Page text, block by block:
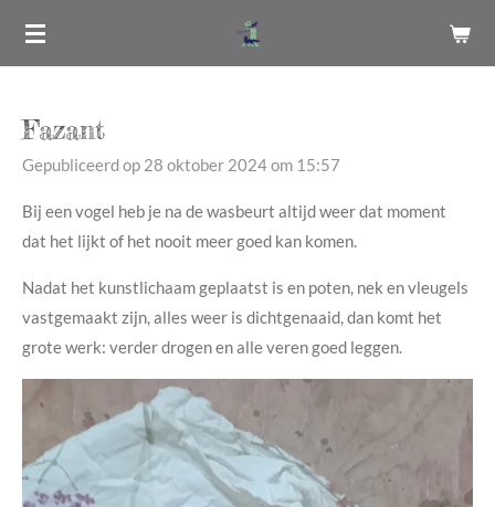
Ga
hoofdinhoud
Fazant
Gepubliceerd op 28 oktober 2024 om 15:57
Bij een vogel heb je na de wasbeurt altijd weer dat moment
dat het lijkt of het nooit meer goed kan komen.
Nadat het kunstlichaam geplaatst is en poten, nek en vleugels
vastgemaakt zijn, alles weer is dichtgenaaid, dan komt het
grote werk: verder drogen en alle veren goed leggen.